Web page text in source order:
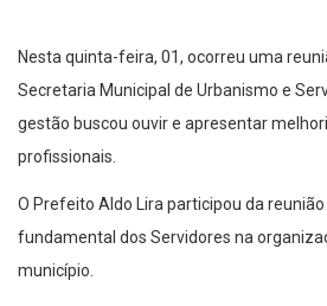
Nesta quinta-feira, 01, ocorreu uma
Secretaria Municipal de Urbanismo e
gestão buscou ouvir e apresentar
profissionais.
O Prefeito Aldo Lira participou da reunião
fundamental dos Servidores na
município.